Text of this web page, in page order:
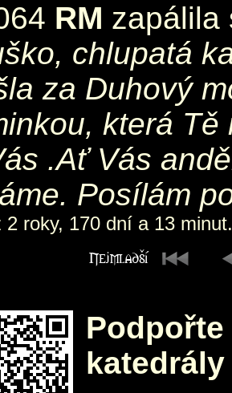
RM
chlupatá
za Duhový
která
.Ať Vás
Posílám
2 roky, 170 dní a 13 minut.
katedrály